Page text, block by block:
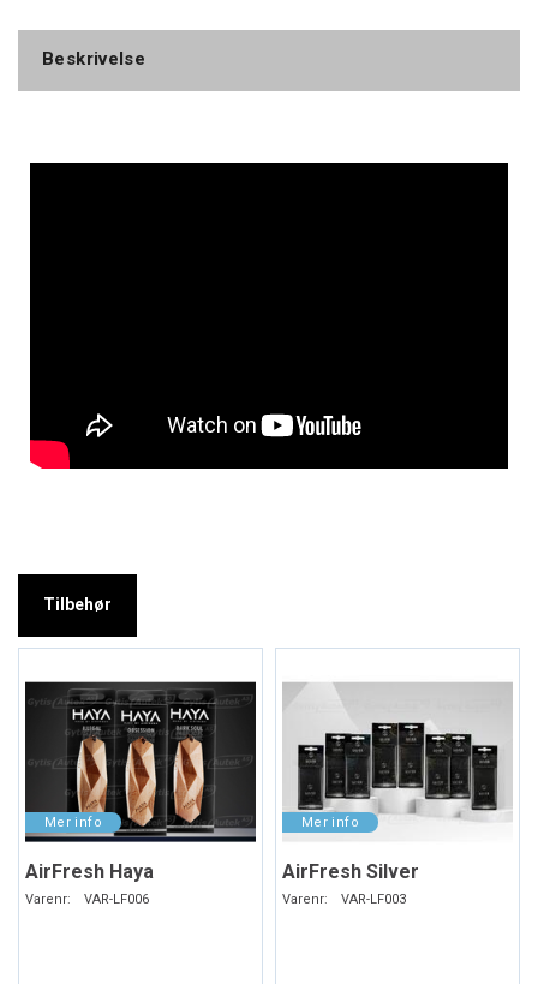
Beskrivelse
Tilbehør
AirFresh Haya
Varenr: VAR-LF006
AirFresh Silver
Varenr: VAR-LF003